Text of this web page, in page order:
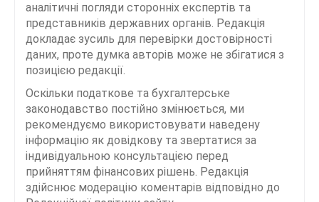
аналітичні погляди сторонніх експертів та
представників державних органів. Редакція
докладає зусиль для перевірки достовірності
даних, проте думка авторів може не збігатися з
позицією редакції.
Оскільки податкове та бухгалтерське
законодавство постійно змінюється, ми
рекомендуємо використовувати наведену
інформацію як довідкову та звертатися за
індивідуальною консультацією перед
прийняттям фінансових рішень. Редакція
здійснює модерацію коментарів відповідно до